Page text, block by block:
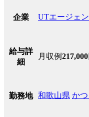
企業 UTエージェ
給与詳
細
月収例217,000
勤務地 和歌山県 か